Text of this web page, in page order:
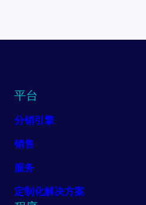
平台
分销引擎
销售
服务
定制化解决方案